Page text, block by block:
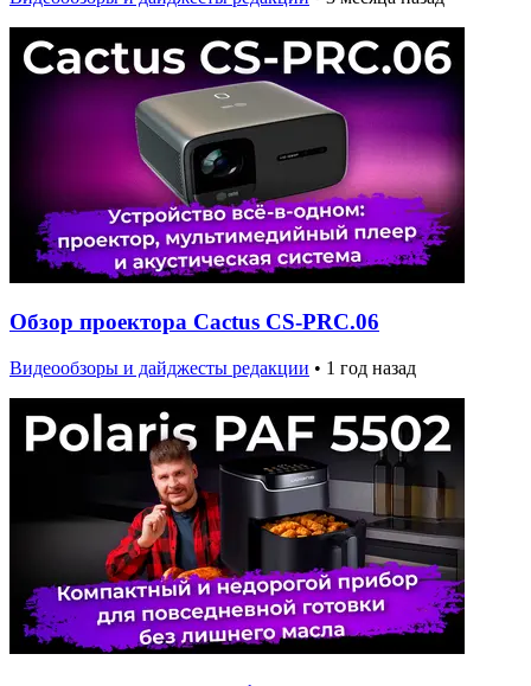
Обзор проектора Cactus CS-PRC.06
Видеообзоры и дайджесты редакции • 1 год назад